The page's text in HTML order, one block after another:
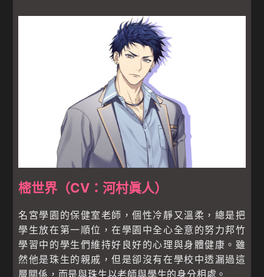
樒世界（CV：河村眞人）
名宮學園的保健室老師，個性冷靜又溫柔，總是把
學生放在第一順位，在學園中全心全意的努力邦竹
學習中的學生們維持好良好的心理與身體健康。雖
然他是珠生的親戚，但是卻沒有在學校中透漏過這
層關係，而是與珠生以老師與學生的身分相處。